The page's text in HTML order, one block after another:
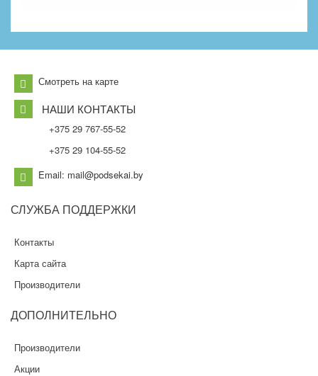
Смотреть на карте
НАШИ КОНТАКТЫ
+375 29 767-55-52
+375 29 104-55-52
Email: mail@podsekai.by
СЛУЖБА ПОДДЕРЖКИ
Контакты
Карта сайта
Производители
ДОПОЛНИТЕЛЬНО
Производители
Акции